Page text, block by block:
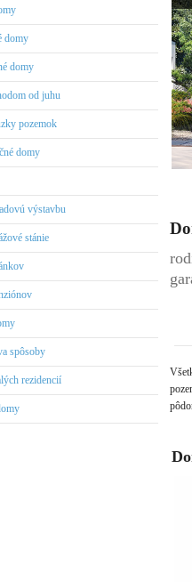
domy
domy
od juhu
pozemok
domy
výstavbu
stánie
spôsoby
rezidencií